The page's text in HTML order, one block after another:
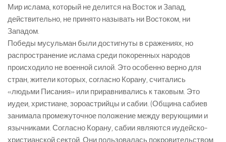
Мир ислама, который не делится на Восток и Запад,
действительно, не принято называть ни Востоком, ни
Западом.
Победы мусульман были достигнуты в сражениях, но
распространение ислама среди покоренных народов
происходило не военной силой. Это особенно верно для
стран, жители которых, согласно Корану, считались
«людьми Писания» или приравнивались к таковым. Это
иудеи, христиане, зороастрийцы и сабии. (Община сабиев
занимала промежуточное положение между верующими и
язычниками. Согласно Корану, сабии являются иудейско-
христианской сектой. Они пользовалась покровительством